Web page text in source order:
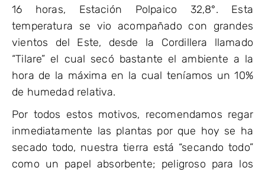
16 horas, Estación Polpaico 32,8°. Esta
temperatura se vio acompañado con grandes
vientos del Este, desde la Cordillera llamado
“Tilare” el cual secó bastante el ambiente a la
hora de la máxima en la cual teníamos un 10%
de humedad relativa.
Por todos estos motivos, recomendamos regar
inmediatamente las plantas por que hoy se ha
secado todo, nuestra tierra está “secando todo”
como un papel absorbente; peligroso para los